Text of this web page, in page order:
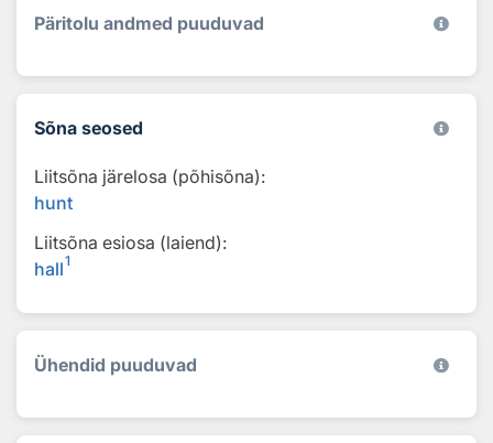
Päritolu andmed puuduvad
Sõna seosed
Liitsõna järelosa (põhisõna):
hunt
Liitsõna esiosa (laiend):
hall1
Ühendid puuduvad